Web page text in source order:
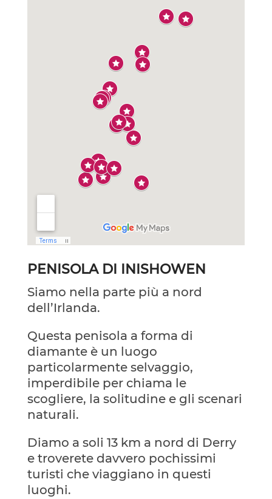
PENISOLA DI INISHOWEN
Siamo nella parte più a nord
dell’Irlanda.
Questa penisola a forma di
diamante è un luogo
particolarmente selvaggio,
imperdibile per chiama le
scogliere, la solitudine e gli scenari
naturali.
Diamo a soli 13 km a nord di Derry
e troverete davvero pochissimi
turisti che viaggiano in questi
luoghi.